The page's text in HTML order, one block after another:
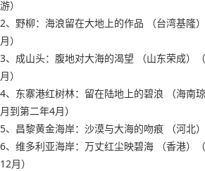
游）
2、野柳：海浪留在大地上的作品 （台湾基隆
月）
3、成山头：腹地对大海的渴望 （山东荣成）
月）
4、东寨港红树林：留在陆地上的碧浪 （海南
月到第二年4月）
5、昌黎黄金海岸：沙漠与大海的吻痕 （河北
6、维多利亚海岸：万丈红尘映碧海 （香港）
12月）